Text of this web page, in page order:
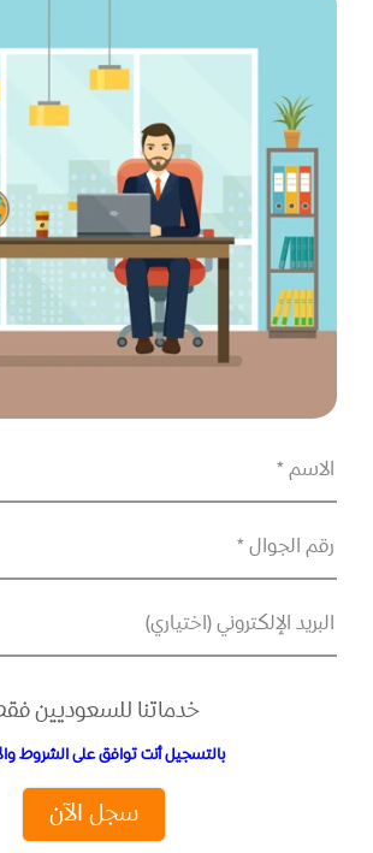
الاسم *
رقم الجوال *
البريد الإلكتروني (اختياري)
خدماتنا للسعوديين
بالتسجيل أنت توافق على الشروط
سجل الآن